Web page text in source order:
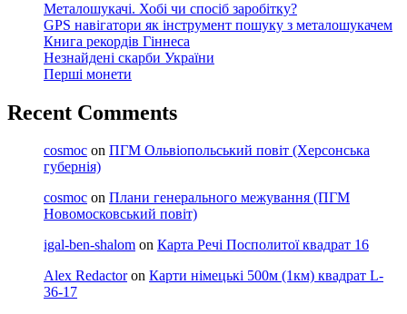
Металошукачі. Хобі чи спосіб заробітку?
GPS навігатори як інструмент пошуку з металошукачем
Книга рекордів Гіннеса
Незнайдені скарби України
Перші монети
Recent Comments
cosmoc on ПГМ Ольвіопольський повіт (Херсонська
губернія)
cosmoc on Плани генерального межування (ПГМ
Новомосковський повіт)
igal-ben-shalom on Карта Речі Посполитої квадрат 16
Alex Redactoron Карти німецькі 500м (1км) квадрат L-
36-17